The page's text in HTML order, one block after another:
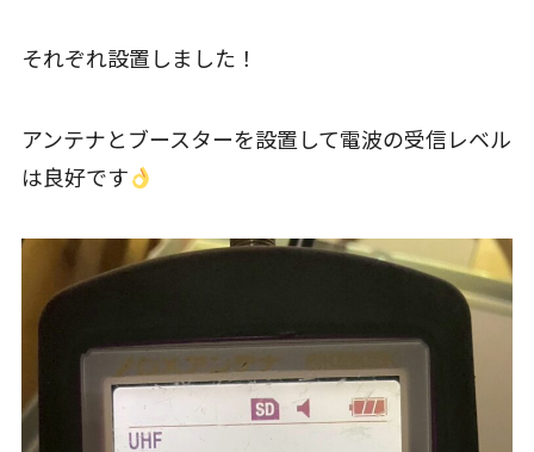
それぞれ設置しました！
アンテナとブースターを設置して電波の受信レベル
は良好です